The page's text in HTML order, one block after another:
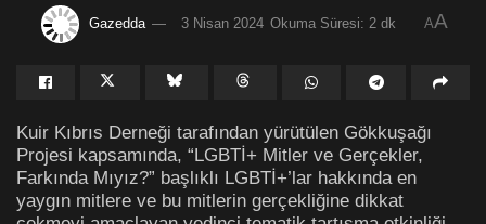
Gazedda 3 Nisan 2024 Okuma Süresi: 2 dk AA
Kuir Kıbrıs Derneği tarafından yürütülen Gökkuşağı
Projesi kapsamında, “LGBTİ+ Mitler ve Gerçekler,
Farkında Mıyız?” başlıklı LGBTİ+’lar hakkında en
yaygın mitlere ve bu mitlerin gerçekliğine dikkat